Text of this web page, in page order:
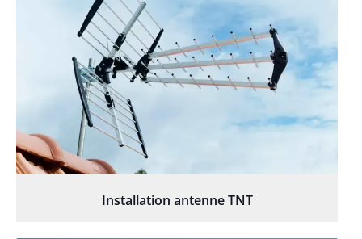
Installation antenne TNT